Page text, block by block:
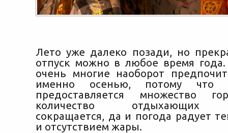
Лето уже далеко позади, но
отпуск можно в любое время
очень многие наоборот
именно осенью, потому
предоставляется множество
количество отдыхающих
сокращается, да и погода радует
и отсутствием жары.